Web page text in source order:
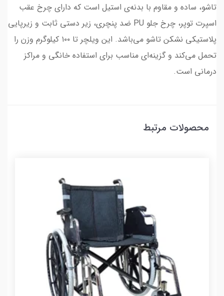
تاشو، ساده و مقاوم با بدنه‌ی استیل است که دارای چرخ عقب
اسپرت توپر، چرخ جلو PU ضد پنچری، زیر دستی ثابت و زیرپایی
پلاستیکی نشکن تاشو می‌باشد. این ویلچر تا ۱۰۰ کیلوگرم وزن را
تحمل می‌کند و گزینه‌ای مناسب برای استفاده خانگی و مراکز
درمانی است.
محصولات مرتبط